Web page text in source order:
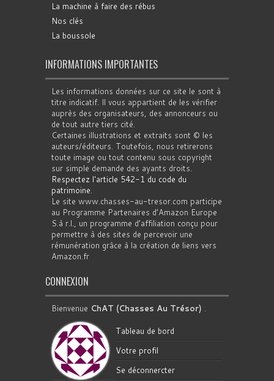
La machine à faire des rébus
Nos clés
La boussole
INFORMATIONS IMPORTANTES
Les informations données sur ce site le sont à
titre indicatif. Il vous appartient de les vérifier
auprès des organisateurs, des annonceurs ou
de tout autre tiers cité.
Certaines illustrations et extraits sont © les
auteurs/éditeurs. Toutefois, nous retirerons
toute image ou tout contenu sous copyright
sur simple demande des ayants droits.
Respectez l'article 542-1 du code du
patrimoine.
Le site www.chasses-au-tresor.com participe
au Programme Partenaires d’Amazon Europe
S.à r.l., un programme d’affiliation conçu pour
permettre à des sites de percevoir une
rémunération grâce à la création de liens vers
Amazon.fr
CONNEXION
Bienvenue ChAT (Chasses Au Trésor) .
Tableau de bord
Votre profil
Se déconnercter